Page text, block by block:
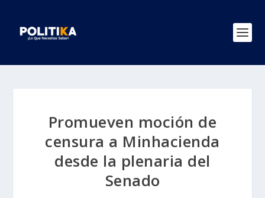
Promueven moción de
censura a Minhacienda
desde la plenaria del
Senado